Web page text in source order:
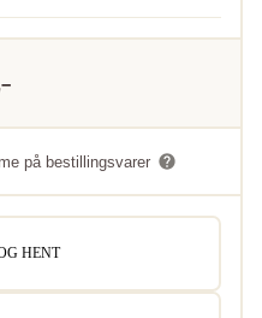
på bestillingsvarer
HENT